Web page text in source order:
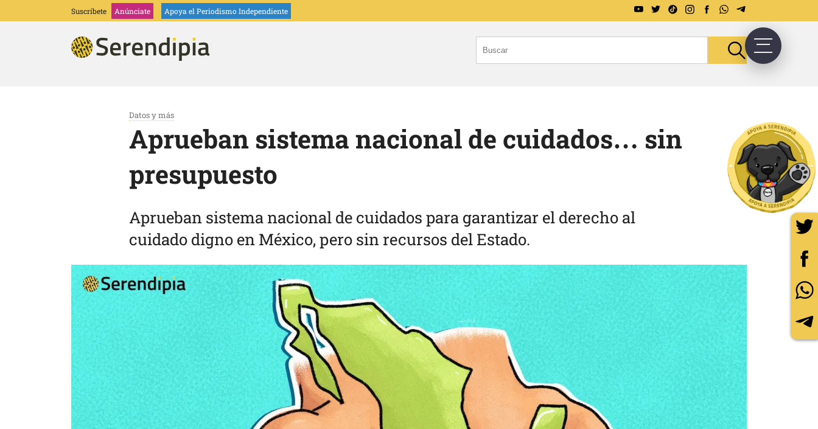
Suscríbete Anúnciate Apoya el Periodismo Independiente
Datos y más
Aprueban sistema nacional de cuidados… sin
presupuesto
Aprueban sistema nacional de cuidados para garantizar el derecho al
cuidado digno en México, pero sin recursos del Estado.